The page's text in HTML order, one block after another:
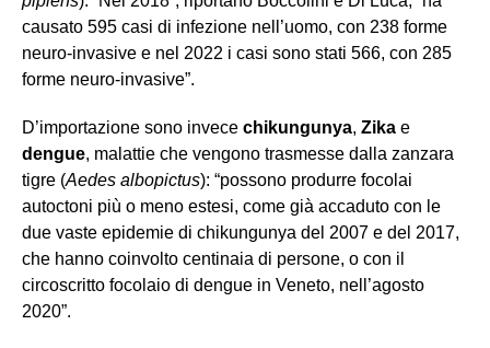
causato 595 casi di infezione nell’uomo, con 238 forme
neuro-invasive e nel 2022 i casi sono stati 566, con 285
forme neuro-invasive”.
D’importazione sono invece chikungunya, Zika e
dengue, malattie che vengono trasmesse dalla zanzara
tigre (Aedes albopictus): “possono produrre focolai
autoctoni più o meno estesi, come già accaduto con le
due vaste epidemie di chikungunya del 2007 e del 2017,
che hanno coinvolto centinaia di persone, o con il
circoscritto focolaio di dengue in Veneto, nell’agosto
2020”.